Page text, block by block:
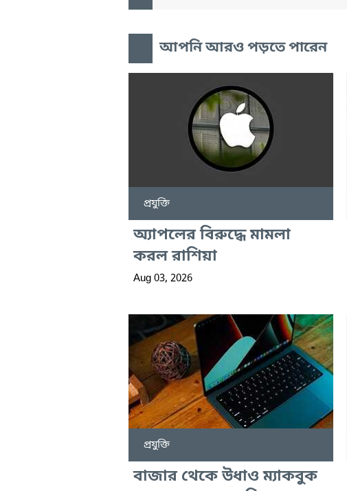
আপনি আরও পড়তে পারেন
প্রযুক্তি
অ্যাপলের বিরুদ্ধে মামলা
করল রাশিয়া
Aug 03, 2026
প্রযুক্তি
বাজার থেকে উধাও ম্যাকবুক